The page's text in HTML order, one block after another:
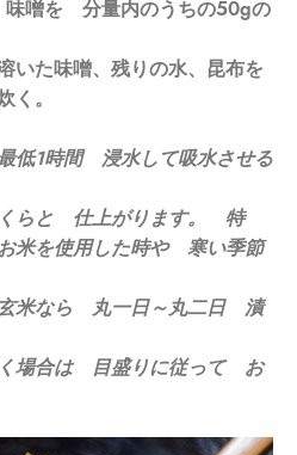
噌を 分量内のうちの50gの
た味噌、残りの水、昆布を
。
低1時間 浸水して吸水させる
らと 仕上がります。 特
米を使用した時や 寒い季節
米なら 丸一日～丸二日 漬
場合は 目盛りに従って お